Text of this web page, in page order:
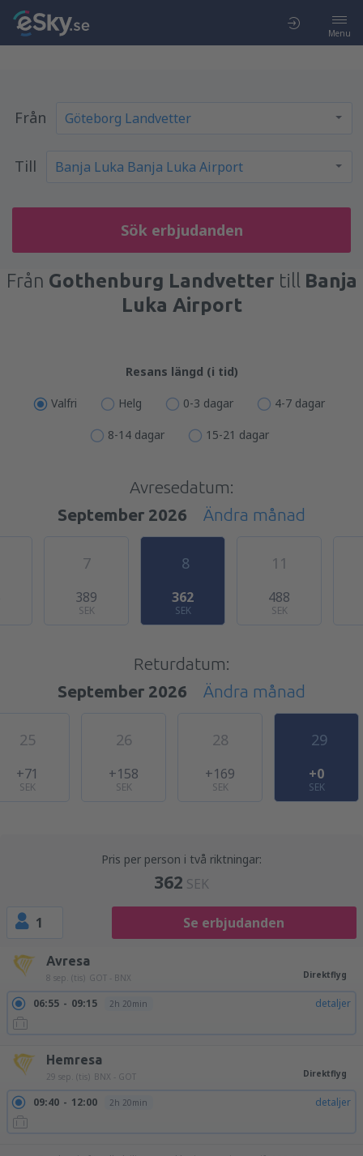
Menu
Från
Till
Sök erbjudanden
Från Gothenburg Landvetter till Banja
Luka Airport
Resans längd (i tid)
Valfri Helg 0-3 dagar 4-7 dagar
8-14 dagar 15-21 dagar
Avresedatum:
September 2026
Ändra månad
7
389
SEK
8
362
SEK
11
488
SEK
Returdatum:
September 2026
Ändra månad
25
+71
SEK
26
+158
SEK
28
+169
SEK
29
+0
SEK
Pris per person i två riktningar:
362 SEK
1 Se erbjudanden
Avresa
8 sep. (tis) GOT - BNX Direktflyg
06:55 09:15 2h 20min detaljer
Hemresa
29 sep. (tis) BNX - GOT Direktflyg
09:40 12:00 2h 20min detaljer